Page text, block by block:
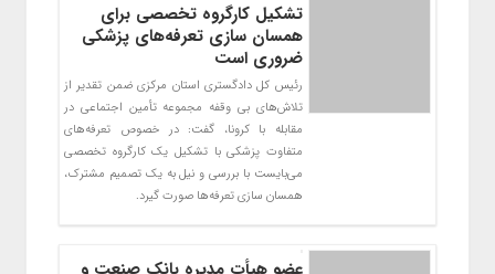
تشکیل کارگروه تخصصی برای
همسان سازی تعرفه‌های پزشکی
ضروری است
رئیس کل دادگستری استان مرکزی ضمن تقدیر از
تلاش‌های بی وقفه مجموعه تأمین اجتماعی در
مقابله با کرونا، گفت: در خصوص تعرفه‌های
متفاوت پزشکی با تشکیل یک کارگروه تخصصی
می‌بایست با بررسی و نیل به یک تصمیم مشترک،
همسان سازی تعرفه‌ها صورت گیرد.